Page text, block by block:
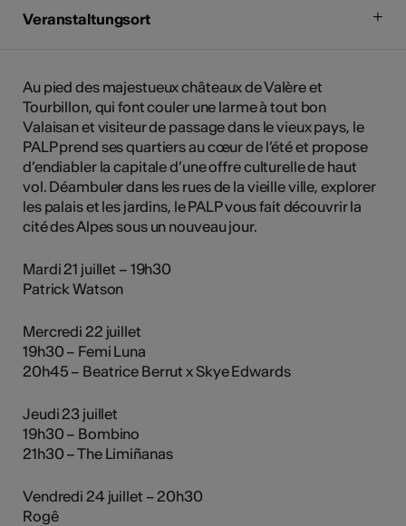
Veranstaltungsort
Au pied des majestueux châteaux de Valère et
Tourbillon, qui font couler une larme à tout bon
Valaisan et visiteur de passage dans le vieux pays, le
PALP prend ses quartiers au cœur de l’été et propose
d’endiabler la capitale d’une offre culturelle de haut
vol. Déambuler dans les rues de la vieille ville, explorer
les palais et les jardins, le PALP vous fait découvrir la
cité des Alpes sous un nouveau jour.
Mardi 21 juillet – 19h30
Patrick Watson
Mercredi 22 juillet
19h30 – Femi Luna
20h45 – Beatrice Berrut x Skye Edwards
Jeudi 23 juillet
19h30 – Bombino
21h30 – The Limiñanas
Vendredi 24 juillet – 20h30
Rogê